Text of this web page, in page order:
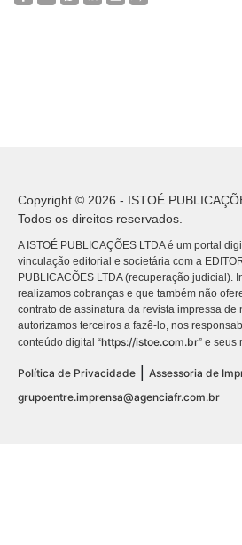
Copyright © 2026 - ISTOÉ
Todos os direitos reservados.
A ISTOÉ PUBLICAÇÕES LTDA é um portal
vinculação editorial e societária com a
PUBLICACÕES LTDA (recuperação judicial).
realizamos cobranças e que também não
contrato de assinatura da revista impressa de
autorizamos terceiros a fazê-lo, nos
conteúdo digital “https://istoe.com.br” e seus
Política de Privacidade
Assessoria de
grupoentre.imprensa@agenciafr.com.br